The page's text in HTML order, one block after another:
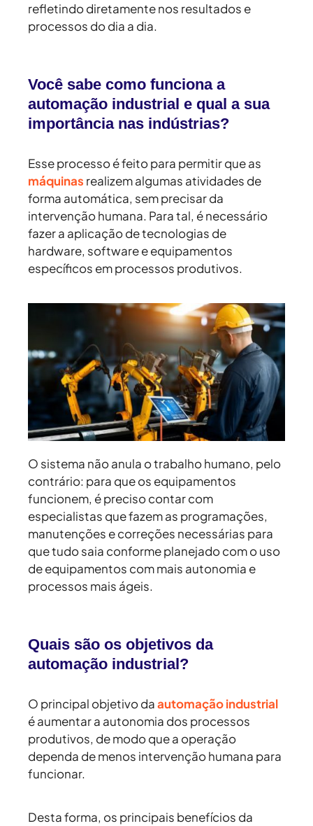
refletindo diretamente nos resultados e
processos do dia a dia.
Você sabe como funciona a
automação industrial e qual a sua
importância nas indústrias?
Esse processo é feito para permitir que as
máquinas realizem algumas atividades de
forma automática, sem precisar da
intervenção humana. Para tal, é necessário
fazer a aplicação de tecnologias de
hardware, software e equipamentos
específicos em processos produtivos.
O sistema não anula o trabalho humano, pelo
contrário: para que os equipamentos
funcionem, é preciso contar com
especialistas que fazem as programações,
manutenções e correções necessárias para
que tudo saia conforme planejado com o uso
de equipamentos com mais autonomia e
processos mais ágeis.
Quais são os objetivos da
automação industrial?
O principal objetivo daautomação industrial
é aumentar a autonomia dos processos
produtivos, de modo que a operação
dependa de menos intervenção humana para
funcionar.
Desta forma, os principais benefícios da